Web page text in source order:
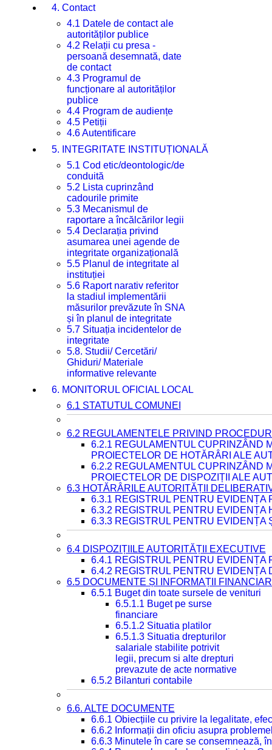
4. Contact
4.1 Datele de contact ale
autorităților publice
4.2 Relații cu presa -
persoană desemnată, date
de contact
4.3 Programul de
funcționare al autorităților
publice
4.4 Program de audiențe
4.5 Petiții
4.6 Autentificare
5. INTEGRITATE INSTITUȚIONALĂ
5.1 Cod etic/deontologic/de
conduită
5.2 Lista cuprinzând
cadourile primite
5.3 Mecanismul de
raportare a încălcărilor legii
5.4 Declarația privind
asumarea unei agende de
integritate organizațională
5.5 Planul de integritate al
instituției
5.6 Raport narativ referitor
la stadiul implementării
măsurilor prevăzute în SNA
și în planul de integritate
5.7 Situația incidentelor de
integritate
5.8. Studii/ Cercetări/
Ghiduri/ Materiale
informative relevante
6. MONITORUL OFICIAL LOCAL
6.1 STATUTUL COMUNEI
6.2 REGULAMENTELE PRIVIND
6.2.1 REGULAMENTUL CUPRINZÂND
PROIECTELOR DE HOTĂRÂRI ALE
6.2.2 REGULAMENTUL CUPRINZÂND
PROIECTELOR DE DISPOZIȚII ALE
6.3 HOTĂRÂRILE AUTORITĂȚII
6.3.1 REGISTRUL PENTRU EVIDENȚA
6.3.2 REGISTRUL PENTRU EVIDENȚA
6.3.3 REGISTRUL PENTRU EVIDENȚA
6.4 DISPOZIȚIILE AUTORITĂȚII EXECUTIVE
6.4.1 REGISTRUL PENTRU EVIDENȚA
6.4.2 REGISTRUL PENTRU EVIDENȚA
6.5 DOCUMENTE ȘI INFORMAȚII
6.5.1 Buget din toate sursele de venituri
6.5.1.1 Buget pe surse
financiare
6.5.1.2 Situatia platilor
6.5.1.3 Situatia drepturilor
salariale stabilite potrivit
legii, precum si alte drepturi
prevazute de acte normative
6.5.2 Bilanturi contabile
6.6. ALTE DOCUMENTE
6.6.1 Obiecțiile cu privire la legalitate,
6.6.2 Informații din oficiu asupra
6.6.3 Minutele în care se consemnează,